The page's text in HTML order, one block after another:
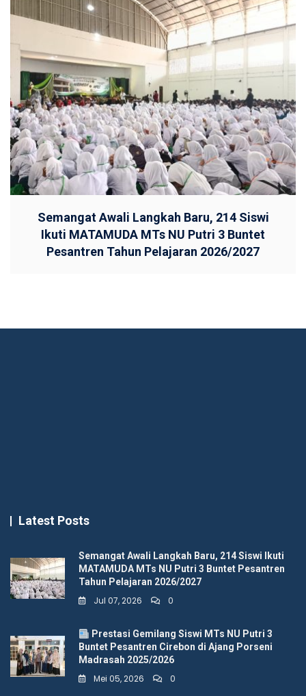
Semangat Awali Langkah Baru, 214 Siswi
Ikuti MATAMUDA MTs NU Putri 3 Buntet
Pesantren Tahun Pelajaran 2026/2027
Latest Posts
Semangat Awali Langkah Baru, 214 Siswi Ikuti
MATAMUDA MTs NU Putri 3 Buntet Pesantren
Tahun Pelajaran 2026/2027
Jul 07, 2026 0
Prestasi Gemilang Siswi MTs NU Putri 3
Buntet Pesantren Cirebon di Ajang Porseni
Madrasah 2025/2026
Mei 05, 2026 0